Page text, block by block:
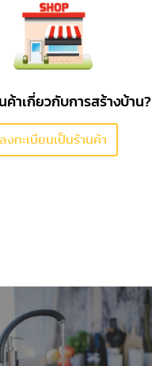
าเกี่ยวกับการสร้างบ้าน?
ลงทะเบียนเป็นร้านค้า